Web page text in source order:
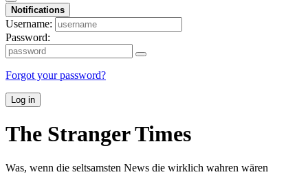
Notifications
Username:
Password:
Forgot your password?
Log in
The Stranger Times
Was, wenn die seltsamsten News die wirklich wahren wären